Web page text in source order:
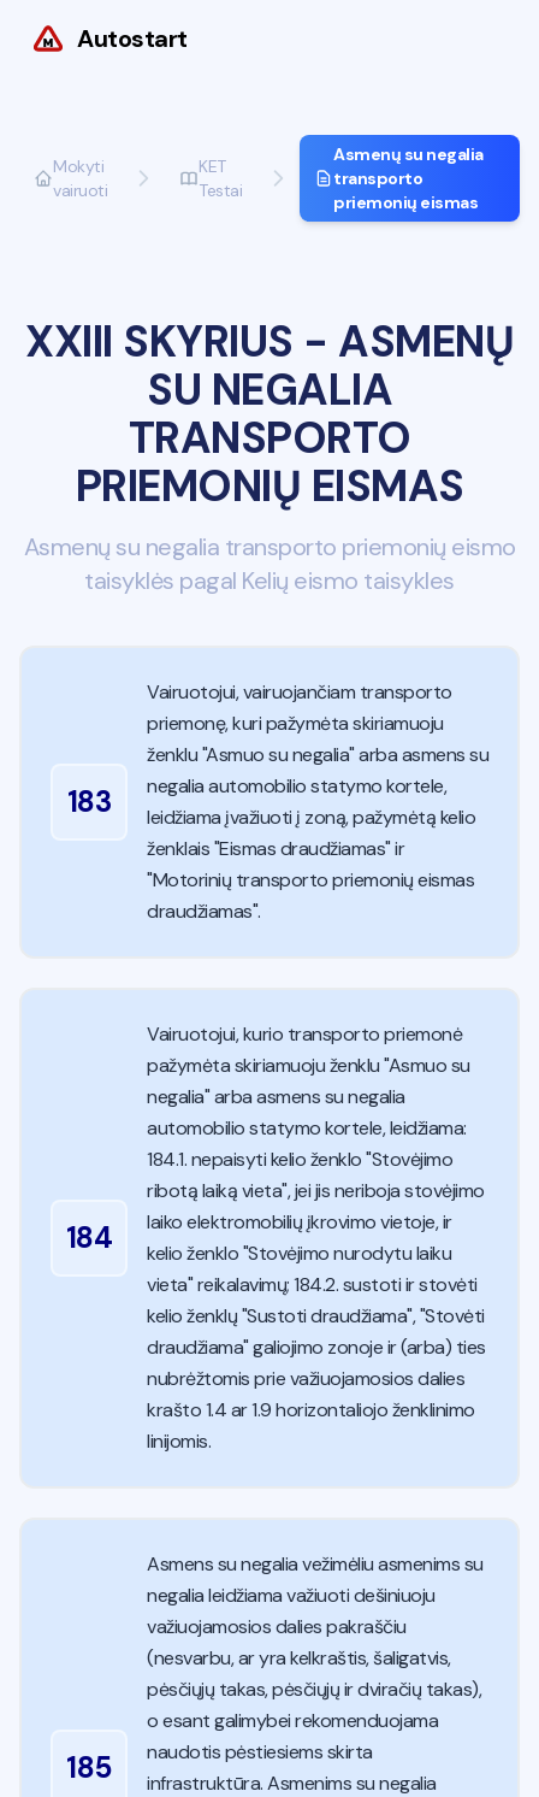
Autostart
Mokyti
vairuoti
KET
Testai
Asmenų su negalia
transporto
priemonių eismas
XXIII SKYRIUS - ASMENŲ
SU NEGALIA
TRANSPORTO
PRIEMONIŲ EISMAS
Asmenų su negalia transporto priemonių eismo
taisyklės pagal Kelių eismo taisykles
183
Vairuotojui, vairuojančiam transporto
priemonę, kuri pažymėta skiriamuoju
ženklu "Asmuo su negalia" arba asmens su
negalia automobilio statymo kortele,
leidžiama įvažiuoti į zoną, pažymėtą kelio
ženklais "Eismas draudžiamas" ir
"Motorinių transporto priemonių eismas
draudžiamas".
184
Vairuotojui, kurio transporto priemonė
pažymėta skiriamuoju ženklu "Asmuo su
negalia" arba asmens su negalia
automobilio statymo kortele, leidžiama:
184.1. nepaisyti kelio ženklo "Stovėjimo
ribotą laiką vieta", jei jis neriboja stovėjimo
laiko elektromobilių įkrovimo vietoje, ir
kelio ženklo "Stovėjimo nurodytu laiku
vieta" reikalavimų; 184.2. sustoti ir stovėti
kelio ženklų "Sustoti draudžiama", "Stovėti
draudžiama" galiojimo zonoje ir (arba) ties
nubrėžtomis prie važiuojamosios dalies
krašto 1.4 ar 1.9 horizontaliojo ženklinimo
linijomis.
185
Asmens su negalia vežimėliu asmenims su
negalia leidžiama važiuoti dešiniuoju
važiuojamosios dalies pakraščiu
(nesvarbu, ar yra kelkraštis, šaligatvis,
pėsčiųjų takas, pėsčiųjų ir dviračių takas),
o esant galimybei rekomenduojama
naudotis pėstiesiems skirta
infrastruktūra. Asmenims su negalia